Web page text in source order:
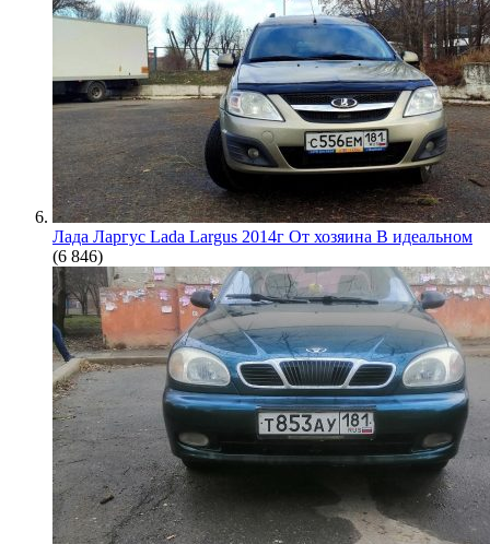
Лада Ларгус Lada Largus 2014г От хозяина В идеальном
(6 846)